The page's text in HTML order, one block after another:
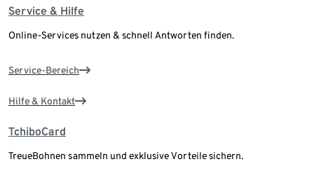
Service & Hilfe
Online-Services nutzen & schnell Antworten finden.
Service-Bereich
Hilfe & Kontakt
TchiboCard
TreueBohnen sammeln und exklusive Vorteile sichern.